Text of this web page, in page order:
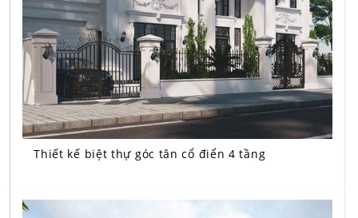
Thiết kế biệt thự góc tân cổ điển 4 tầng